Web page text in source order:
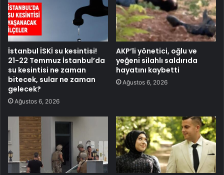
İstanbul İSKİ su kesintisi!
21-22 Temmuz İstanbul’da
su kesintisi ne zaman
bitecek, sular ne zaman
gelecek?
Ağustos 6, 2026
AKP’li yönetici, oğlu ve
yeğeni silahlı saldırıda
hayatını kaybetti
Ağustos 6, 2026